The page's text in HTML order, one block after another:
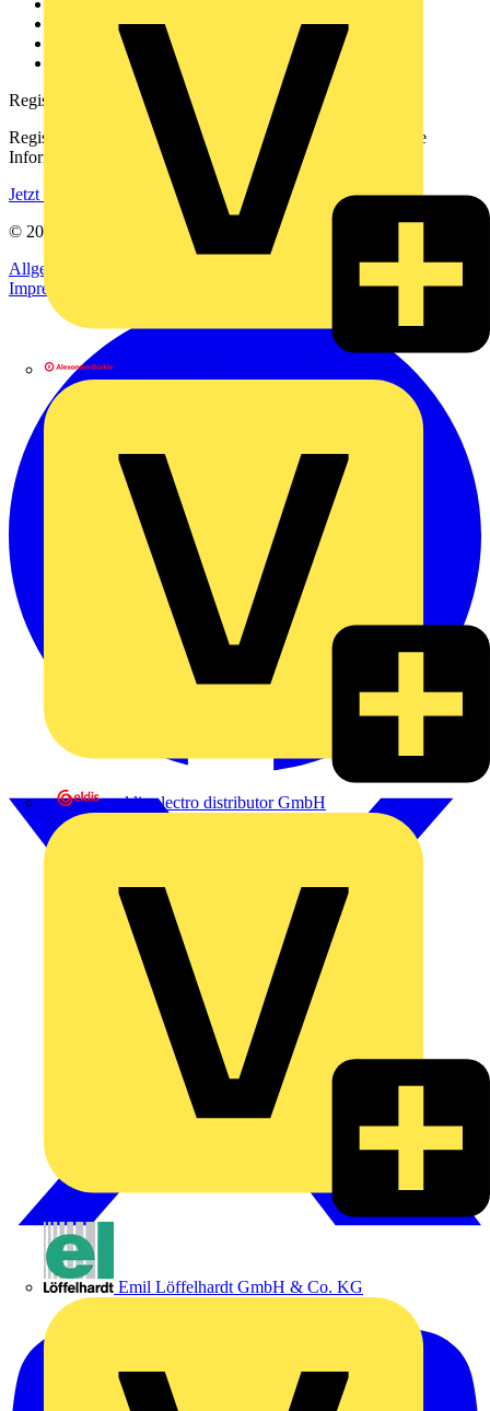
eldis electro distributor GmbH
Emil Löffelhardt GmbH & Co. KG
Downloadbereich (PDFs)
Häufig gestellte Fragen
voltimum.com
Registrierung
Registrieren Sie sich kostenlos und erhalten Sie stets aktuelle
Informationen aus der Elektroindustrie.
Jetzt registrieren
© 2002-
Allgemeine Geschäftsbedingungen
Datenschutzerklärung
Impressum